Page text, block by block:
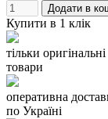
По сравнению с
в EXUS Circular
что делает более
как цвета
выглядят более
Применение
более
Додати в
Купити в 1 клік
тільки оригінальні
товари
оперативна
по Україні